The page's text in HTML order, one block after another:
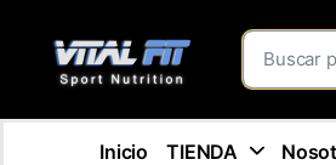
Inicio TIENDA